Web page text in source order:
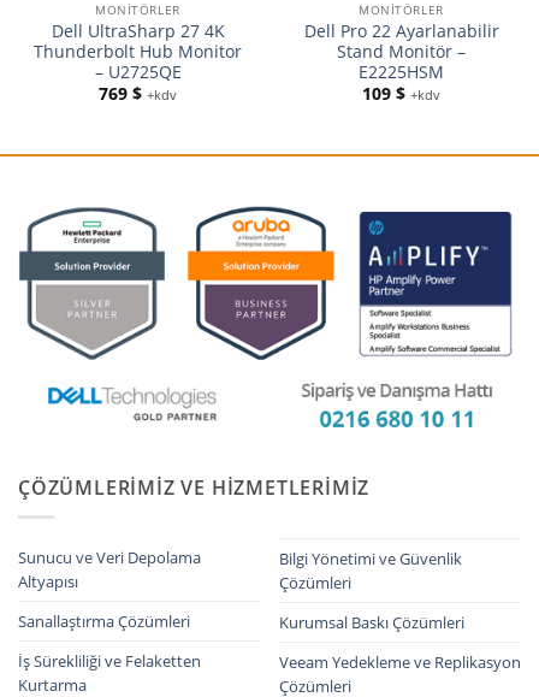
MONITÖRLER
Dell UltraSharp 27 4K
Thunderbolt Hub Monitor
– U2725QE
769 $ +kdv
MONITÖRLER
Dell Pro 22 Ayarlanabilir
Stand Monitör –
E2225HSM
109 $ +kdv
ÇÖZÜMLERIMIZ VE HIZMETLERIMIZ
Sunucu ve Veri Depolama
Altyapısı
Sanallaştırma Çözümleri
İş Sürekliliği ve Felaketten
Kurtarma
Bilgi Yönetimi ve Güvenlik
Çözümleri
Kurumsal Baskı Çözümleri
Veeam Yedekleme ve Replikasyon
Çözümleri